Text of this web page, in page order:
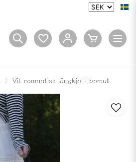
Vit romantisk långkjol i bomull